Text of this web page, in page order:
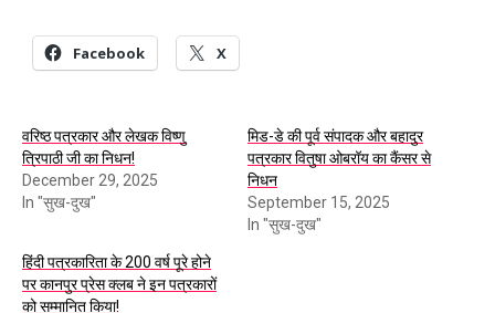
Facebook X
वरिष्ठ पत्रकार और लेखक विष्णु
त्रिपाठी जी का निधन!
December 29, 2025
In "सुख-दुख"
मिड-डे की पूर्व संपादक और बहादुर
पत्रकार वितुषा ओबरॉय का कैंसर से
निधन
September 15, 2025
In "सुख-दुख"
हिंदी पत्रकारिता के 200 वर्ष पूरे होने
पर कानपुर प्रेस क्लब ने इन पत्रकारों
को सम्मानित किया!